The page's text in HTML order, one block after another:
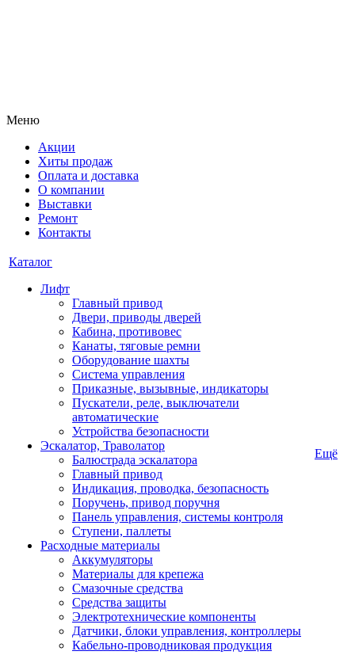
Меню
Акции
Хиты продаж
Оплата и доставка
О компании
Выставки
Ремонт
Контакты
Каталог
Лифт
Главный привод
Двери, приводы дверей
Кабина, противовес
Канаты, тяговые ремни
Оборудование шахты
Система управления
Приказные, вызывные, индикаторы
Пускатели, реле, выключатели
автоматические
Устройства безопасности
Эскалатор, Траволатор
Балюстрада эскалатора
Главный привод
Индикация, проводка, безопасность
Поручень, привод поручня
Панель управления, системы контроля
Ступени, паллеты
Расходные материалы
Аккумуляторы
Материалы для крепежа
Смазочные средства
Средства защиты
Электротехнические компоненты
Датчики, блоки управления, контроллеры
Кабельно-проводниковая продукция
Ещё